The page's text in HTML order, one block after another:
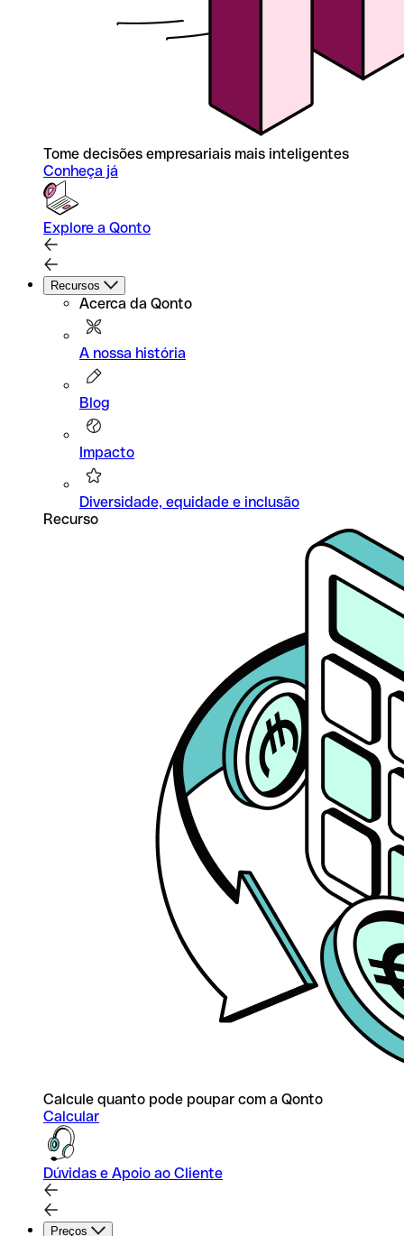
Tome decisões empresariais mais inteligentes
Conheça já
Explore a Qonto
Recursos
Acerca da Qonto
A nossa história
Blog
Impacto
Diversidade, equidade e inclusão
Recurso
Calcule quanto pode poupar com a Qonto
Calcular
Dúvidas e Apoio ao Cliente
Preços